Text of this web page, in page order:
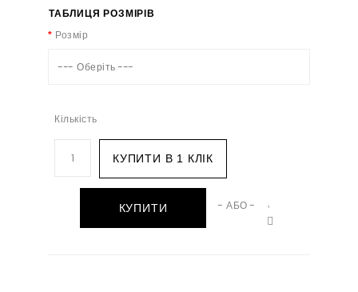
ТАБЛИЦЯ РОЗМІРІВ
Розмір
--- Оберіть ---
Кількість
КУПИТИ В 1 КЛІК
КУПИТИ - АБО -